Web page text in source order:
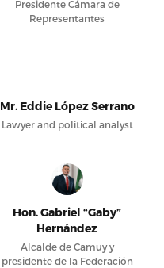
Presidente Cámara de
Representantes
Mr. Eddie López Serrano
Lawyer and political analyst
Hon. Gabriel “Gaby”
Hernández
Alcalde de Camuy y
presidente de la Federación